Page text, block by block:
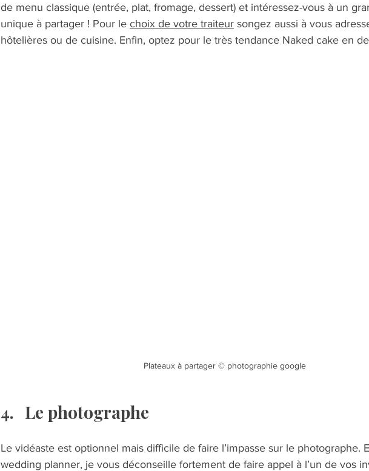
de menu classique (entrée, plat, fromage, dessert) et intéressez-vous à un
unique à partager ! Pour le choix de votre traiteur songez aussi à vous
hôtelières ou de cuisine. Enfin, optez pour le très tendance Naked cake en
Plateaux à partager © photographie google
4.	Le photographe
Le vidéaste est optionnel mais difficile de faire l’impasse sur le photographe.
wedding planner, je vous déconseille fortement de faire appel à l’un de vos